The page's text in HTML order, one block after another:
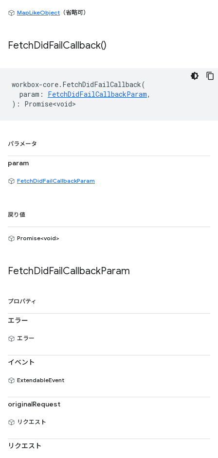
MapLikeObject （省略可）
FetchDidFailCallback()
workbox-core. FetchDidFailCallback(
param : FetchDidFailCallbackParam,
) : Promise<void>
パラメータ
param
FetchDidFailCallbackParam
戻り値
Promise<void>
FetchDidFailCallbackParam
プロパティ
エラー
エラー
イベント
ExtendableEvent
originalRequest
リクエスト
リクエスト